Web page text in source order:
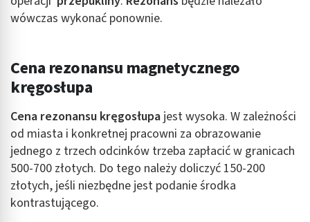
wówczas wykonać ponownie.
Cena rezonansu magnetycznego
kręgosłupa
Cena rezonansu kręgosłupa jest wysoka. W zależności
od miasta i konkretnej pracowni za obrazowanie
jednego z trzech odcinków trzeba zapłacić w granicach
500-700 złotych. Do tego należy doliczyć 150-200
złotych, jeśli niezbędne jest podanie środka
kontrastującego.